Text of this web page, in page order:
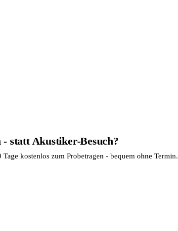
statt Akustiker-Besuch?
kostenlos zum Probetragen - bequem ohne Termin.